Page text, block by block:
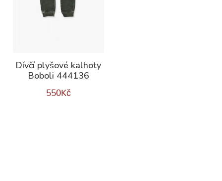
Dívčí plyšové kalhoty
Boboli 444136
550Kč